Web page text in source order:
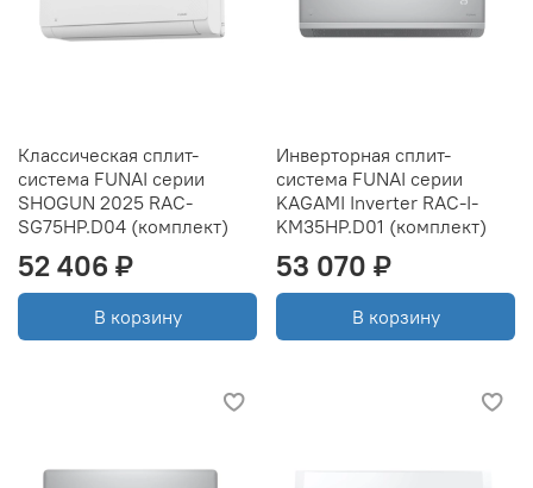
Классическая сплит-
система FUNAI серии
SHOGUN 2025 RAC-
SG75HP.D04 (комплект)
52 406 ₽
В корзину
Инверторная сплит-
система FUNAI серии
KAGAMI Inverter RAC-I-
KM35HP.D01 (комплект)
53 070 ₽
В корзину